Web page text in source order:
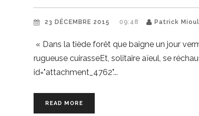
23 DÉCEMBRE 2015 09:48 Patrick
« Dans la tiède forêt que baigne un jour
rugueuse cuirasseEt, solitaire aïeul, se
id="attachment_4762"
READ MORE